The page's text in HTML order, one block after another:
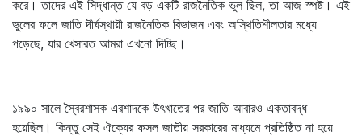
করে। তাদের এই সিদ্ধান্ত যে বড় একটি রাজনৈতিক ভুল ছিল, তা আজ স্পষ্ট। এই
ভুলের ফলে জাতি দীর্ঘস্থায়ী রাজনৈতিক বিভাজন এবং অস্থিতিশীলতার মধ্যে
পড়েছে, যার খেসারত আমরা এখনো দিচ্ছি।
১৯৯০ সালে স্বৈরশাসক এরশাদকে উৎখাতের পর জাতি আবারও একতাবদ্ধ
হয়েছিল। কিন্তু সেই ঐক্যের ফসল জাতীয় সরকারের মাধ্যমে প্রতিষ্ঠিত না হয়ে